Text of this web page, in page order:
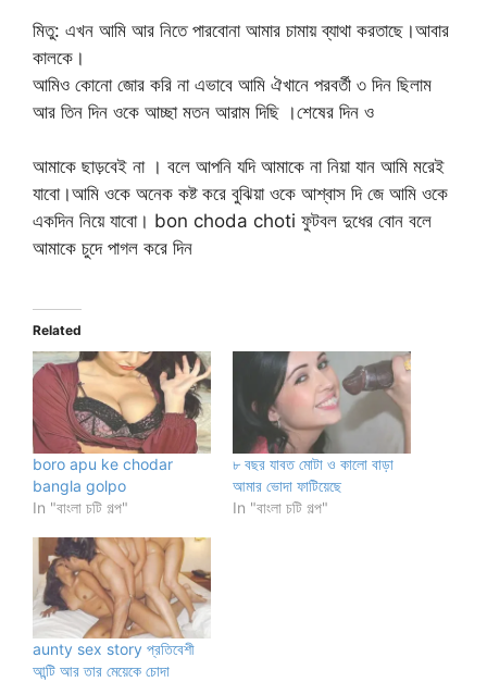
মিতু: এখন আমি আর নিতে পারবোনা আমার চামায় ব্যাথা করতাছে।আবার
কালকে।
আমিও কোনো জোর করি না এভাবে আমি ঐখানে পরবর্তী ৩ দিন ছিলাম
আর তিন দিন ওকে আচ্ছা মতন আরাম দিছি ।শেষের দিন ও
আমাকে ছাড়বেই না । বলে আপনি যদি আমাকে না নিয়া যান আমি মরেই
যাবো।আমি ওকে অনেক কষ্ট করে বুঝিয়া ওকে আশ্বাস দি জে আমি ওকে
একদিন নিয়ে যাবো। bon choda choti ফুটবল দুধের বোন বলে
আমাকে চুদে পাগল করে দিন
Related
boro apu ke chodar
bangla golpo
In "বাংলা চটি গল্প"
৮ বছর যাবত মোটা ও কালো বাড়া
আমার ভোদা ফাটিয়েছে
In "বাংলা চটি গল্প"
aunty sex story প্রতিবেশী
আন্টি আর তার মেয়েকে চোদা